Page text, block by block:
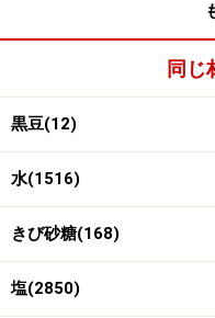
3
煮汁で黒豆を戻す
小鍋に水、砂糖、塩、
同じ
黒豆(12)
水(1516)
きび砂糖(168)
塩(2850)